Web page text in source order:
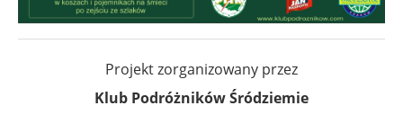
Projekt zorganizowany przez
Klub Podróżników Śródziemie